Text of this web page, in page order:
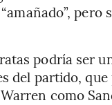
podría ser
del partido,
como